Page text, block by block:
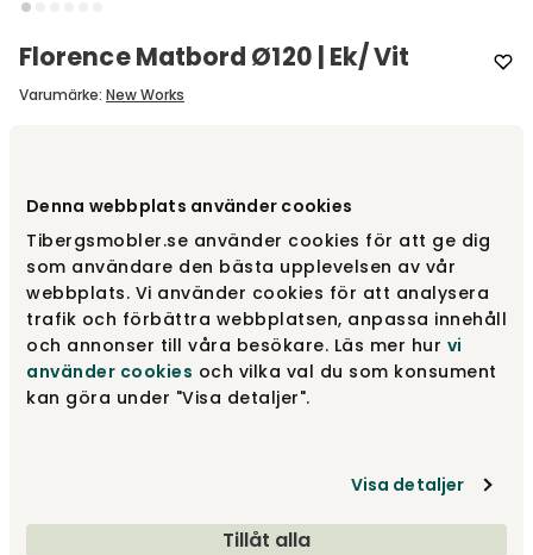
Denna webbplats använder cookies
Tibergsmobler.se använder cookies för att ge dig
som användare den bästa upplevelsen av vår
webbplats. Vi använder cookies för att analysera
trafik och förbättra webbplatsen, anpassa innehåll
och annonser till våra besökare. Läs mer hur vi
använder cookies och vilka val du som konsument
kan göra under "Visa detaljer".
Visa detaljer
Tillåt alla
Florence Matbord Ø120 | Ek/ Vit
Varumärke: New Works
Ek | Vit benställning 17 590 kr
Ek | Svart benställning 17 590 kr